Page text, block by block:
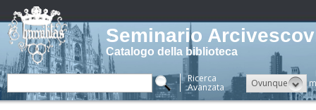
Seminario
Catalogo della biblioteca
Ricerca
Avanzata Ovunque